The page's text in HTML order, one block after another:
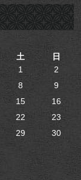
土
日
1
2
8
9
15
16
22
23
29
30